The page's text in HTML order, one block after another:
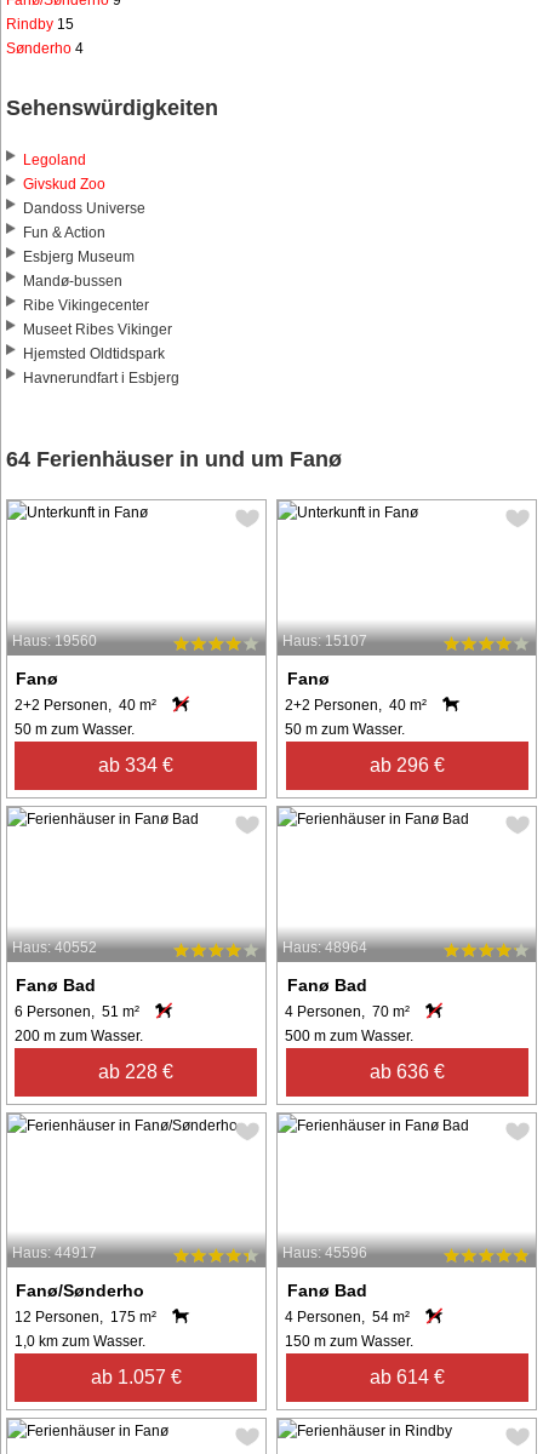
Rindby 15
Sønderho 4
Sehenswürdigkeiten
Legoland
Givskud Zoo
Dandoss Universe
Fun & Action
Esbjerg Museum
Mandø-bussen
Ribe Vikingecenter
Museet Ribes Vikinger
Hjemsted Oldtidspark
Havnerundfart i Esbjerg
64 Ferienhäuser in und um Fanø
Haus: 19560
Fanø
2+2 Personen, 40 m²
50 m zum Wasser.
ab 334 €
Haus: 15107
Fanø
2+2 Personen, 40 m²
50 m zum Wasser.
ab 296 €
Haus: 40552
Fanø Bad
6 Personen, 51 m²
200 m zum Wasser.
ab 228 €
Haus: 48964
Fanø Bad
4 Personen, 70 m²
500 m zum Wasser.
ab 636 €
Haus: 44917
Fanø/Sønderho
12 Personen, 175 m²
1,0 km zum Wasser.
ab 1.057 €
Haus: 45596
Fanø Bad
4 Personen, 54 m²
150 m zum Wasser.
ab 614 €